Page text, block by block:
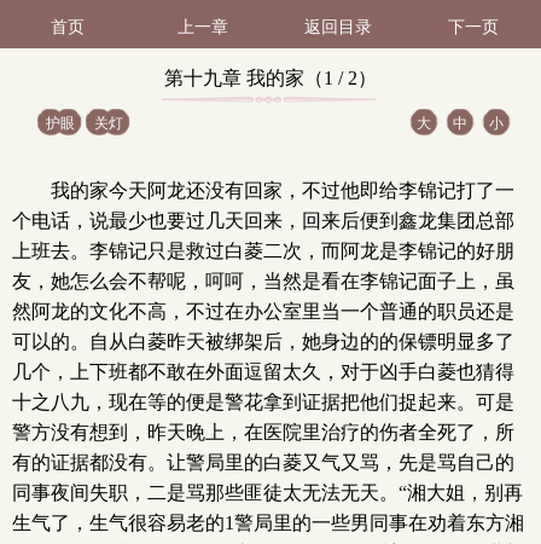
首页 上一章 返回目录 下一页
第十九章 我的家（1 / 2）
护眼 关灯 大 中 小
我的家今天阿龙还没有回家，不过他即给李锦记打了一
个电话，说最少也要过几天回来，回来后便到鑫龙集团总部
上班去。李锦记只是救过白菱二次，而阿龙是李锦记的好朋
友，她怎么会不帮呢，呵呵，当然是看在李锦记面子上，虽
然阿龙的文化不高，不过在办公室里当一个普通的职员还是
可以的。自从白菱昨天被绑架后，她身边的的保镖明显多了
几个，上下班都不敢在外面逗留太久，对于凶手白菱也猜得
十之八九，现在等的便是警花拿到证据把他们捉起来。可是
警方没有想到，昨天晚上，在医院里治疗的伤者全死了，所
有的证据都没有。让警局里的白菱又气又骂，先是骂自己的
同事夜间失职，二是骂那些匪徒太无法无天。“湘大姐，别再
生气了，生气很容易老的1警局里的一些男同事在劝着东方湘